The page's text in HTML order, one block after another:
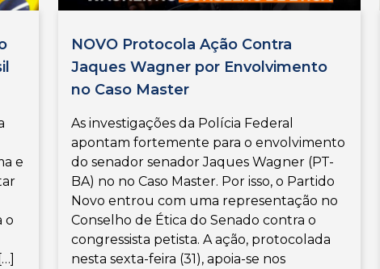
e
o
NOVO Protocola Ação Contra
Jaques Wagner por Envolvimento
no Caso Master
As investigações da Polícia Federal
apontam fortemente para o envolvimento
do senador senador Jaques Wagner (PT-
BA) no no Caso Master. Por isso, o Partido
Novo entrou com uma representação no
Conselho de Ética do Senado contra o
congressista petista. A ação, protocolada
nesta sexta-feira (31), apoia-se nos